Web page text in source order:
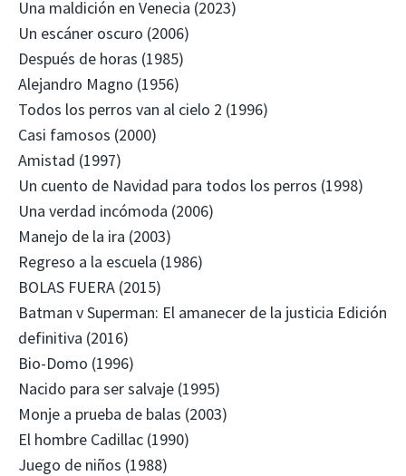
Una maldición en Venecia (2023)
Un escáner oscuro (2006)
Después de horas (1985)
Alejandro Magno (1956)
Todos los perros van al cielo 2 (1996)
Casi famosos (2000)
Amistad (1997)
Un cuento de Navidad para todos los perros (1998)
Una verdad incómoda (2006)
Manejo de la ira (2003)
Regreso a la escuela (1986)
BOLAS FUERA (2015)
Batman v Superman: El amanecer de la justicia Edición
definitiva (2016)
Bio-Domo (1996)
Nacido para ser salvaje (1995)
Monje a prueba de balas (2003)
El hombre Cadillac (1990)
Juego de niños (1988)